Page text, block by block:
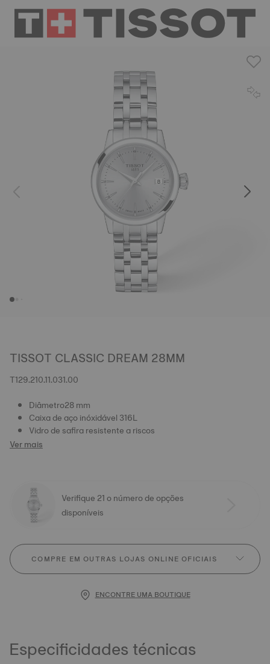
TISSOT CLASSIC DREAM 28MM
T129.210.11.031.00
Diâmetro28 mm
Caixa de aço inóxidável 316L
Vidro de safira resistente a riscos
Ver mais
Verifique 21 o número de opções
disponíveis
COMPRE EM OUTRAS LOJAS ONLINE OFICIAIS
ENCONTRE UMA BOUTIQUE
Especificidades técnicas